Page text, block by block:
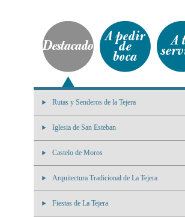
Rutas y Senderos de la Tejera
Iglesia de San Esteban
Castelo de Moros
Arquitectura Tradicional de La Tejera
Fiestas de La Tejera